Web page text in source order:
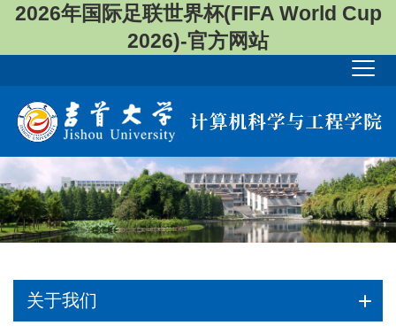
2026年国际足联世界杯(FIFA World Cup
2026)-官方网站
关于我们